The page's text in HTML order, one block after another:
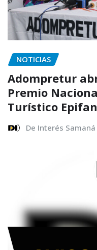
NOTICIAS
Adompretur
Premio
Turístico
De Interés Samaná